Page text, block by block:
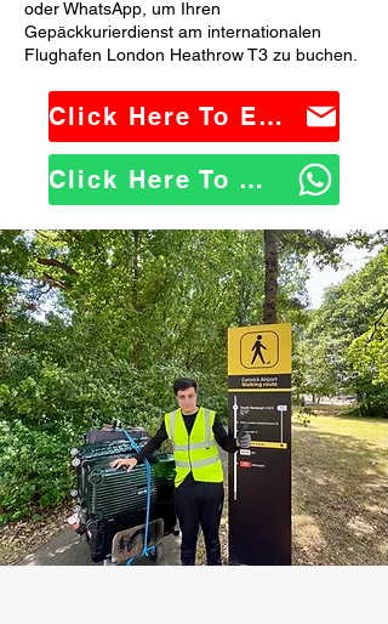
oder WhatsApp, um Ihren
Gepäckkurierdienst am internationalen
Flughafen London Heathrow T3 zu buchen.
Click Here To Email Us
Click Here To WhatsApp Us